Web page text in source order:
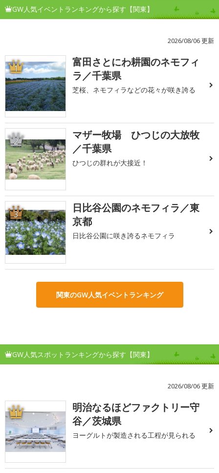
GW人気イベントランキングから探す【関東】
2026/08/06 更新
1
富田さとにわ耕園のネモフィ
ラ／千葉県
芝桜、ネモフィラなどの花々が咲き誇る
2
マザー牧場 ひつじの大放牧
／千葉県
ひつじの群れが大接近！
3
日比谷公園のネモフィラ／東
京都
日比谷公園に咲き誇るネモフィラ
関東のGW人気イベントランキング
GW人気スポットランキングから探す【関東】
2026/08/06 更新
1
明治なるほどファクトリー守
谷／茨城県
ヨーグルトが製造される工程が見られる